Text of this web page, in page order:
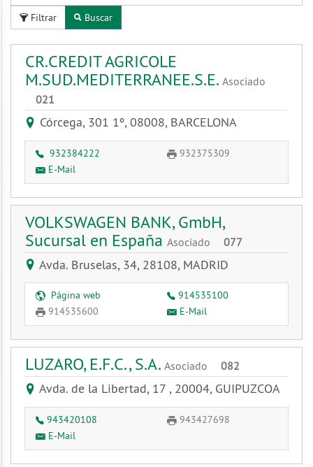
Filtrar Buscar
CR.CREDIT AGRICOLE
M.SUD.MEDITERRANEE.S.E. Asociado
021
Córcega, 301 1º, 08008, BARCELONA
932384222
932375309
E-Mail
VOLKSWAGEN BANK, GmbH,
Sucursal en España Asociado 077
Avda. Bruselas, 34, 28108, MADRID
Página web
914535100
914535600
E-Mail
LUZARO, E.F.C., S.A. Asociado 082
Avda. de la Libertad, 17 , 20004, GUIPUZCOA
943420108
943427698
E-Mail